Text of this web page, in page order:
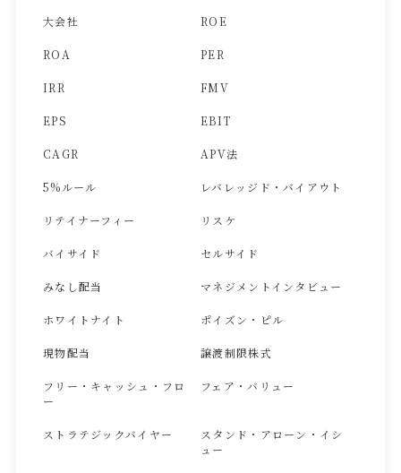
大会社 ROE
ROA PER
IRR FMV
EPS EBIT
CAGR APV法
5%ルール レバレッジド・バイアウト
リテイナーフィー リスケ
バイサイド セルサイド
みなし配当 マネジメントインタビュー
ホワイトナイト ポイズン・ピル
現物配当 譲渡制限株式
フリー・キャッシュ・フロ
ー
フェア・バリュー
ストラテジックバイヤー
スタンド・アローン・イシ
ュー